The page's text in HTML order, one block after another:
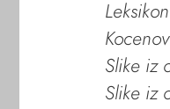
Slike iz
Slike iz